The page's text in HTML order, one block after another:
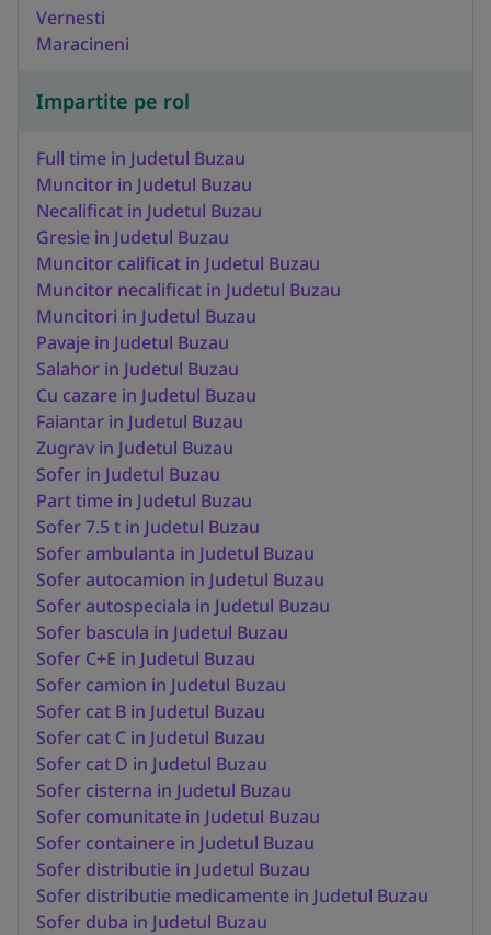
Vernesti
Maracineni
Impartite pe rol
Full time in Judetul Buzau
Muncitor in Judetul Buzau
Necalificat in Judetul Buzau
Gresie in Judetul Buzau
Muncitor calificat in Judetul Buzau
Muncitor necalificat in Judetul Buzau
Muncitori in Judetul Buzau
Pavaje in Judetul Buzau
Salahor in Judetul Buzau
Cu cazare in Judetul Buzau
Faiantar in Judetul Buzau
Zugrav in Judetul Buzau
Sofer in Judetul Buzau
Part time in Judetul Buzau
Sofer 7.5 t in Judetul Buzau
Sofer ambulanta in Judetul Buzau
Sofer autocamion in Judetul Buzau
Sofer autospeciala in Judetul Buzau
Sofer bascula in Judetul Buzau
Sofer C+E in Judetul Buzau
Sofer camion in Judetul Buzau
Sofer cat B in Judetul Buzau
Sofer cat C in Judetul Buzau
Sofer cat D in Judetul Buzau
Sofer cisterna in Judetul Buzau
Sofer comunitate in Judetul Buzau
Sofer containere in Judetul Buzau
Sofer distributie in Judetul Buzau
Sofer distributie medicamente in Judetul Buzau
Sofer duba in Judetul Buzau